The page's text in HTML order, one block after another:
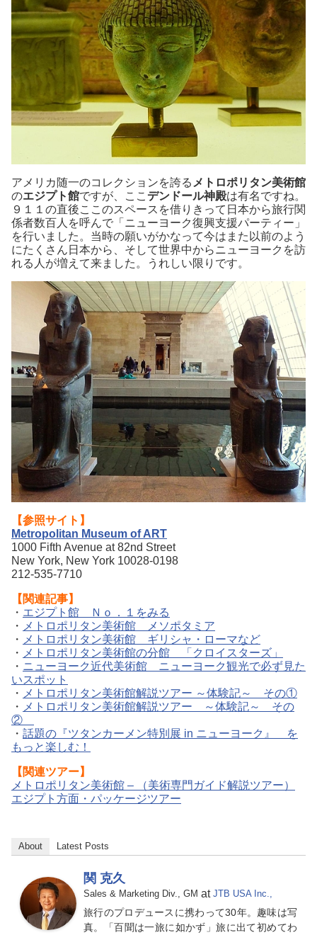
アメリカ随一のコレクションを誇る メトロポリタン美術館
のエジプト館ですが、ここ デンドール神殿は有名ですね。
９１１の直後ここのスペースを借りきって日本から旅行関
係者数百人を呼んで「ニューヨーク復興支援パーティー」
を行いました。当時の願いがかなって今はまた以前のよう
にたくさん日本から、そして世界中からニューヨークを訪
れる人が増えて来ました。うれしい限りです。
【参照サイト】
Metropolitan Museum of ART
1000 Fifth Avenue at 82nd Street
New York, New York 10028-0198
212-535-7710
【関連記事】
・ エジプト館 Ｎｏ．１をみる
・ メトロポリタン美術館 メソポタミア
・ メトロポリタン美術館 ギリシャ・ローマなど
・ メトロポリタン美術館の分館 「クロイスターズ」
・ ニューヨーク近代美術館 ニューヨーク観光で必ず見た
いスポット
・ メトロポリタン美術館解説ツアー ～体験記～ その①
・ メトロポリタン美術館解説ツアー ～体験記～ その
②
・ 話題の『ツタンカーメン特別展 in ニューヨーク』 を
もっと楽しむ！
【関連ツアー】
メトロポリタン美術館 – （美術専門ガイド解説ツアー）
エジプト方面・パッケージツアー
About Latest Posts
関 克久
Sales & Marketing Div., GM at JTB USA Inc.,
旅行のプロデュースに携わって30年。趣味は写
真。「百聞は一旅に如かず」旅に出て初めてわ